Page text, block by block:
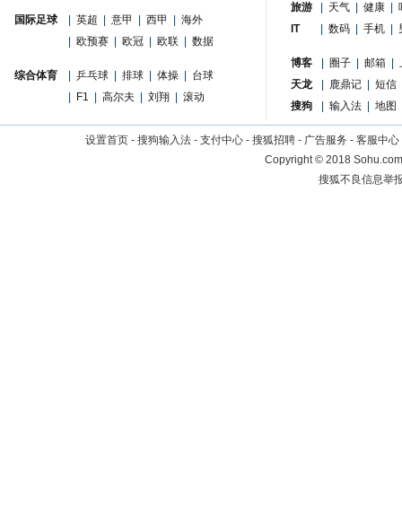
国际足球 英超 意甲 西甲
海外
欧预赛 欧冠 欧联 数据
综合体育 乒乓球 排球 体操
台球
F1 高尔夫 刘翔 滚动
旅游
天气 健康
IT
数码 手机
博客 圈子 邮箱
天龙
鹿鼎记
短信
搜狗
输入法 地图
设置首页 - 搜狗输入法 - 支付中心 - 搜狐招聘 - 广告服务 - 客服中心
Copyright©2018
搜狐不良信息举